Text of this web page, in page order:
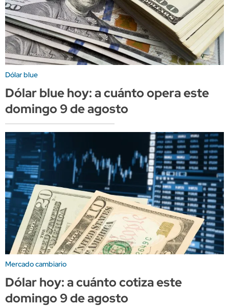
Dólar blue
Dólar blue hoy: a cuánto opera este
domingo 9 de agosto
Mercado cambiario
Dólar hoy: a cuánto cotiza este
domingo 9 de agosto